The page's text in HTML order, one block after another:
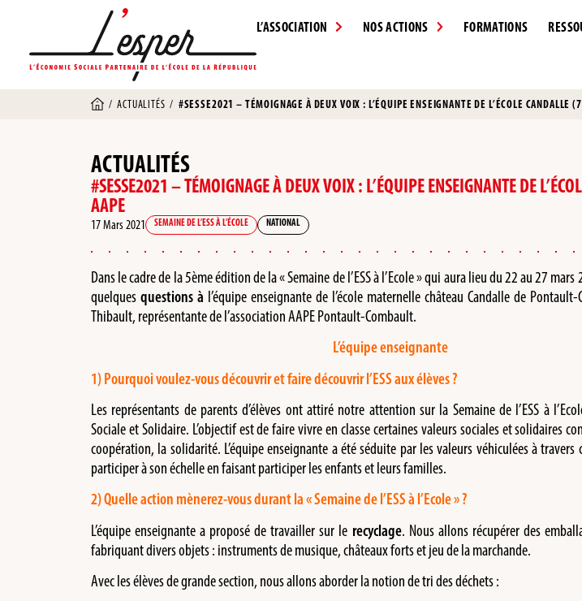
L’ASSOCIATION NOS ACTIONS FORMATIONS
/ACTUALITÉS / #SESSE2021 – TÉMOIGNAGE À DEUX VOIX : L’ÉQUIPE ENSEIGNANTE DE L’ÉCOLE CANDALLE
ACTUALITÉS
#SESSE2021 – TÉMOIGNAGE À DEUX VOIX : L’ÉQUIPE ENSEIGNANTE DE
AAPE
17 Mars 2021 SEMAINE DE L’ESS À L’ÉCOLE NATIONAL
Dans le cadre de la 5ème édition de la « Semaine de l’ESS à l’Ecole » qui aura lieu du 22 au 27
quelques questions à l’équipe enseignante de l’école maternelle château Candalle de
Thibault, représentante de l’association AAPE Pontault-Combault.
L’équipe enseignante
1) Pourquoi voulez-vous découvrir et faire découvrir l’ESS aux élèves ?
Les représentants de parents d’élèves ont attiré notre attention sur la Semaine de l’ESS à
Sociale et Solidaire. L’objectif est de faire vivre en classe certaines valeurs sociales et solidaires
coopération, la solidarité. L’équipe enseignante a été séduite par les valeurs véhiculées à
participer à son échelle en faisant participer les enfants et leurs familles.
2) Quelle action mènerez-vous durant la « Semaine de l’ESS à l’Ecole » ?
L’équipe enseignante a proposé de travailler sur le recyclage. Nous allons récupérer des
fabriquant divers objets : instruments de musique, châteaux forts et jeu de la marchande.
Avec les élèves de grande section, nous allons aborder la notion de tri des déchets :